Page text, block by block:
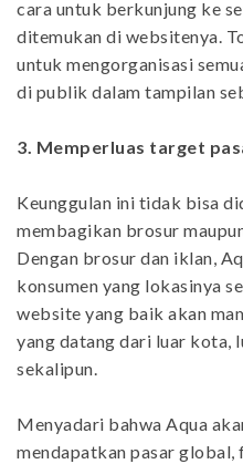
cara untuk berkunjung ke
ditemukan di websitenya.
untuk mengorganisasi
di publik dalam tampilan
3. Memperluas target
Keunggulan ini tidak bisa
membagikan brosur
Dengan brosur dan iklan,
konsumen yang lokasinya
website yang baik akan
yang datang dari luar kota,
sekalipun.
Menyadari bahwa Aqua
mendapatkan pasar